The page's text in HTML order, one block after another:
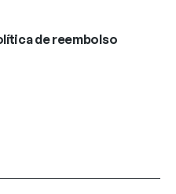
de reembolso